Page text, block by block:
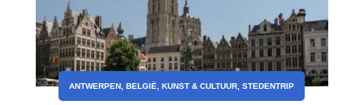
ANTWERPEN ,BELGIË ,KUNST & CULTUUR ,STEDENTRIP